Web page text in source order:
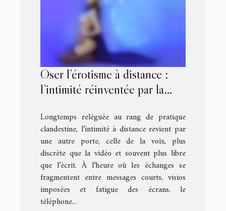
Oser l’érotisme à distance :
l’intimité réinventée par la
Longtemps reléguée au rang de pratique
clandestine, l’intimité à distance revient par
une autre porte, celle de la voix, plus
discrète que la vidéo et souvent plus libre
que l’écrit. À l’heure où les échanges se
fragmentent entre messages courts, visios
imposées et fatigue des écrans, le
téléphone...